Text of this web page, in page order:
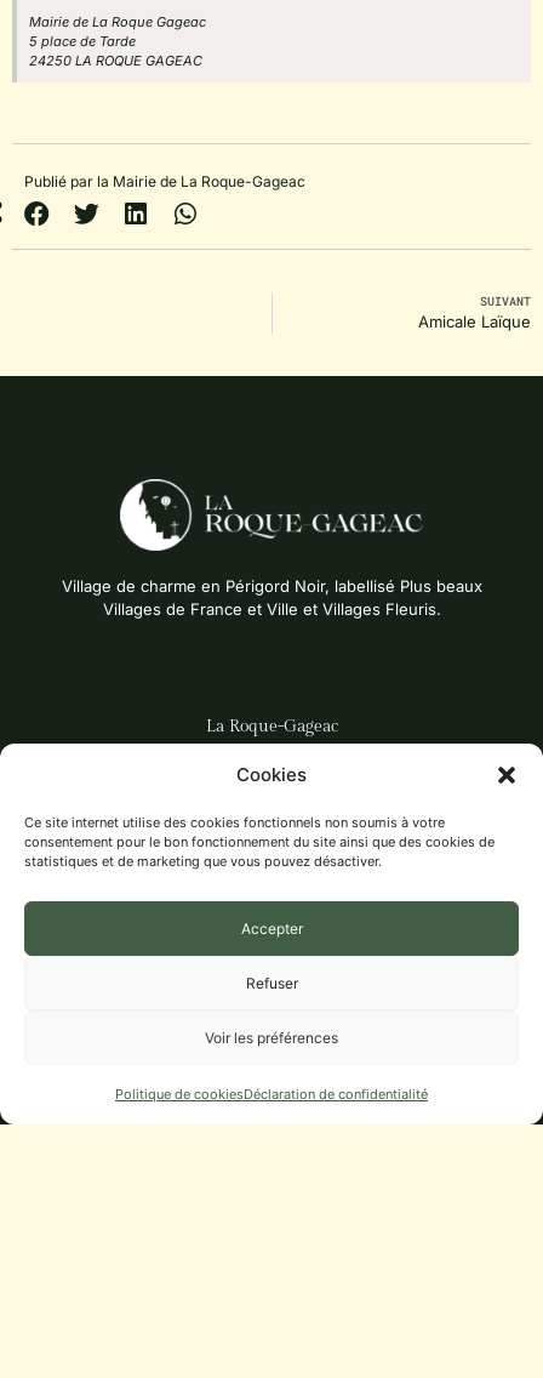
Cookies
Ce site internet utilise des cookies fonctionnels non soumis à votre
consentement pour le bon fonctionnement du site ainsi que des cookies de
statistiques et de marketing que vous pouvez désactiver.
Accepter
Refuser
Voir les préférences
Politique de cookiesDéclaration de confidentialité
Mairie de La Roque Gageac
5 place de Tarde
24250 LA ROQUE GAGEAC
Publié par la Mairie de La Roque-Gageac
SUIVANT
Amicale Laïque
Village de charme en Périgord Noir, labellisé Plus beaux
Villages de France et Ville et Villages Fleuris.
La Roque-Gageac
DÉCOUVRIR LE VILLAGE
LES ACTUALITÉS
LES ACTIVITÉS
ÉCOLE, RPI LA FOLLE AVOINE
Municipalité
CONSEIL MUNICIPAL